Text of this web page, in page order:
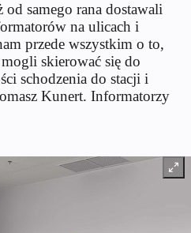
od samego rana dostawali
na ulicach i
przede wszystkim o to,
skierować się do
schodzenia do stacji i
Kunert. Informatorzy